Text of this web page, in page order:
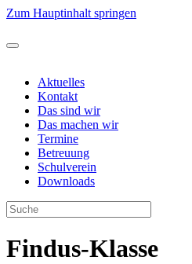
Zum Hauptinhalt springen
Aktuelles
Kontakt
Das sind wir
Das machen wir
Termine
Betreuung
Schulverein
Downloads
Findus-Klasse